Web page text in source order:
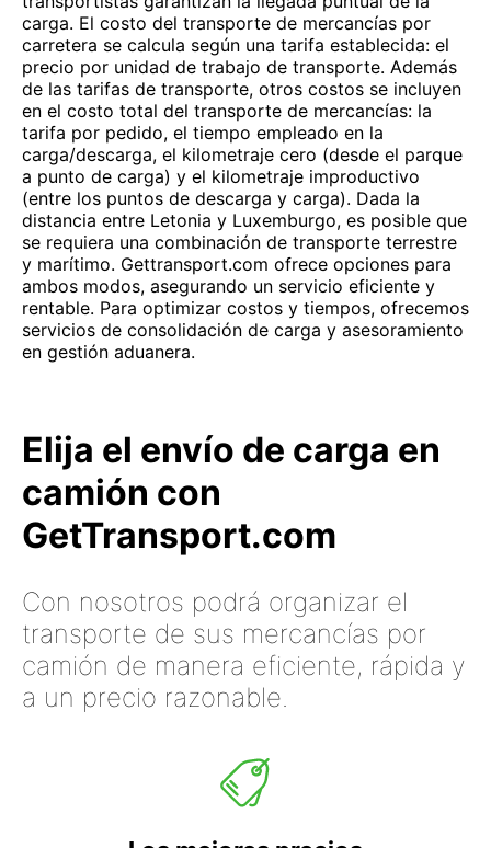
carga. El costo del transporte de mercancías por
carretera se calcula según una tarifa establecida: el
precio por unidad de trabajo de transporte. Además
de las tarifas de transporte, otros costos se incluyen
en el costo total del transporte de mercancías: la
tarifa por pedido, el tiempo empleado en la
carga/descarga, el kilometraje cero (desde el parque
a punto de carga) y el kilometraje improductivo
(entre los puntos de descarga y carga). Dada la
distancia entre Letonia y Luxemburgo, es posible que
se requiera una combinación de transporte terrestre
y marítimo. Gettransport.com ofrece opciones para
ambos modos, asegurando un servicio eficiente y
rentable. Para optimizar costos y tiempos, ofrecemos
servicios de consolidación de carga y asesoramiento
en gestión aduanera.
Elija el envío de carga en
camión con
GetTransport.com
Con nosotros podrá organizar el
transporte de sus mercancías por
camión de manera eficiente, rápida y
a un precio razonable.